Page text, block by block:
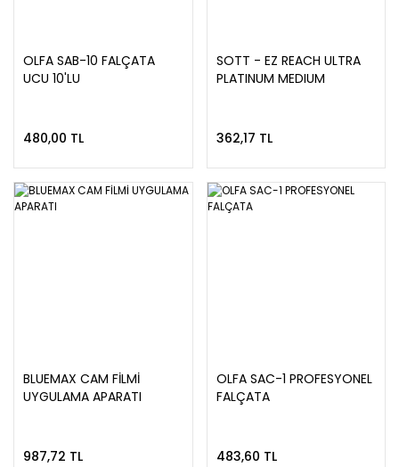
OLFA SAB-10 FALÇATA
UCU 10'LU
480,00 TL
SOTT - EZ REACH ULTRA
PLATINUM MEDIUM
362,17 TL
BLUEMAX CAM FİLMİ
UYGULAMA APARATI
987,72 TL
OLFA SAC-1 PROFESYONEL
FALÇATA
483,60 TL